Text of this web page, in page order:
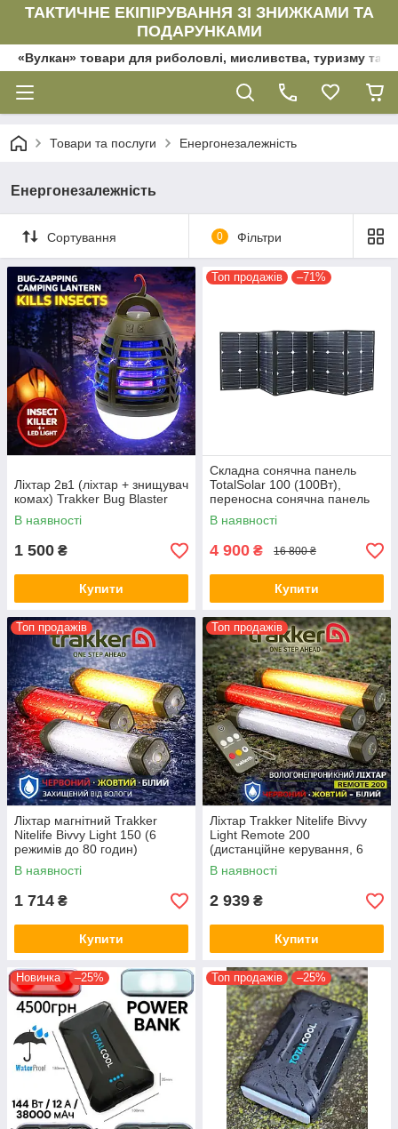
ТАКТИЧНЕ ЕКІПІРУВАННЯ ЗІ ЗНИЖКАМИ ТА
ПОДАРУНКАМИ
«Вулкан» товари для риболовлі, мисливства, туризму та
Товари та послуги Енергонезалежність
Енергонезалежність
Сортування 0 Фільтри
Ліхтар 2в1 (ліхтар + знищувач
комах) Trakker Bug Blaster
В наявності
1 500 ₴
Купити
Топ продажів –71%
Складна сонячна панель
TotalSolar 100 (100Вт),
переносна сонячна панель
TotalSolar TS100
В наявності
4 900 ₴ 16 800 ₴
Купити
Топ продажів
Ліхтар магнітний Trakker
Nitelife Bivvy Light 150 (6
режимів до 80 годин)
В наявності
1 714 ₴
Купити
Топ продажів
Ліхтар Trakker Nitelife Bivvy
Light Remote 200
(дистанційне керування, 6
режимів, 80 годин роботи)
В наявності
2 939 ₴
Купити
Новинка –25% Топ продажів –25%